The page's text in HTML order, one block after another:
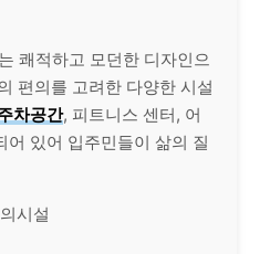
쾌적하고 모던한 디자인으
편의를 고려한 다양한 시설
차공간, 피트니스 센터, 어
어 있어 입주민들이 삶의 질
시설